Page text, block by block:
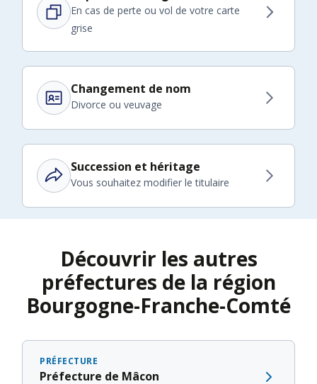
En cas de perte ou vol de votre carte
grise
Changement de nom
Divorce ou veuvage
Succession et héritage
Vous souhaitez modifier le titulaire
Découvrir les autres
préfectures de la région
Bourgogne-Franche-Comté
PRÉFECTURE
Préfecture de Mâcon